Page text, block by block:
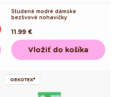
Studené modré dámske
bezšvové nohavičky
Pôvodná
cena
11.99 €
Vložiť do košíka
OEKOTEX®